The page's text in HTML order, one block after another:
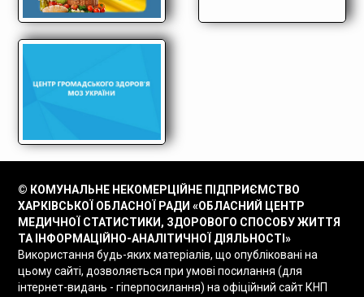
© КОМУНАЛЬНЕ НЕКОМЕРЦІЙНЕ ПІДПРИЄМСТВО
ХАРКІВСЬКОЇ ОБЛАСНОЇ РАДИ «ОБЛАСНИЙ ЦЕНТР
МЕДИЧНОЇ СТАТИСТИКИ, ЗДОРОВОГО СПОСОБУ ЖИТТЯ
ТА ІНФОРМАЦІЙНО-АНАЛІТИЧНОЇ ДІЯЛЬНОСТІ»
Використання будь-яких матеріалів, що опубліковані на
цьому сайті, дозволяється при умові посилання (для
інтернет-видань - гіперпосилання) на офіційний сайт КНП